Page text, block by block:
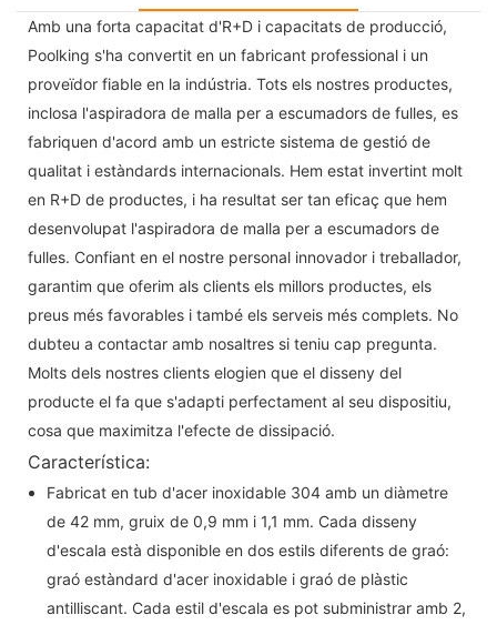
Amb una forta capacitat d'R+D i capacitats de producció,
Poolking s'ha convertit en un fabricant professional i un
proveïdor fiable en la indústria. Tots els nostres productes,
inclosa l'aspiradora de malla per a escumadors de fulles, es
fabriquen d'acord amb un estricte sistema de gestió de
qualitat i estàndards internacionals. Hem estat invertint molt
en R+D de productes, i ha resultat ser tan eficaç que hem
desenvolupat l'aspiradora de malla per a escumadors de
fulles. Confiant en el nostre personal innovador i treballador,
garantim que oferim als clients els millors productes, els
preus més favorables i també els serveis més complets. No
dubteu a contactar amb nosaltres si teniu cap pregunta.
Molts dels nostres clients elogien que el disseny del
producte el fa que s'adapti perfectament al seu dispositiu,
cosa que maximitza l'efecte de dissipació.
Característica:
Fabricat en tub d'acer inoxidable 304 amb un diàmetre
de 42 mm, gruix de 0,9 mm i 1,1 mm. Cada disseny
d'escala està disponible en dos estils diferents de graó:
graó estàndard d'acer inoxidable i graó de plàstic
antilliscant. Cada estil d'escala es pot subministrar amb 2,